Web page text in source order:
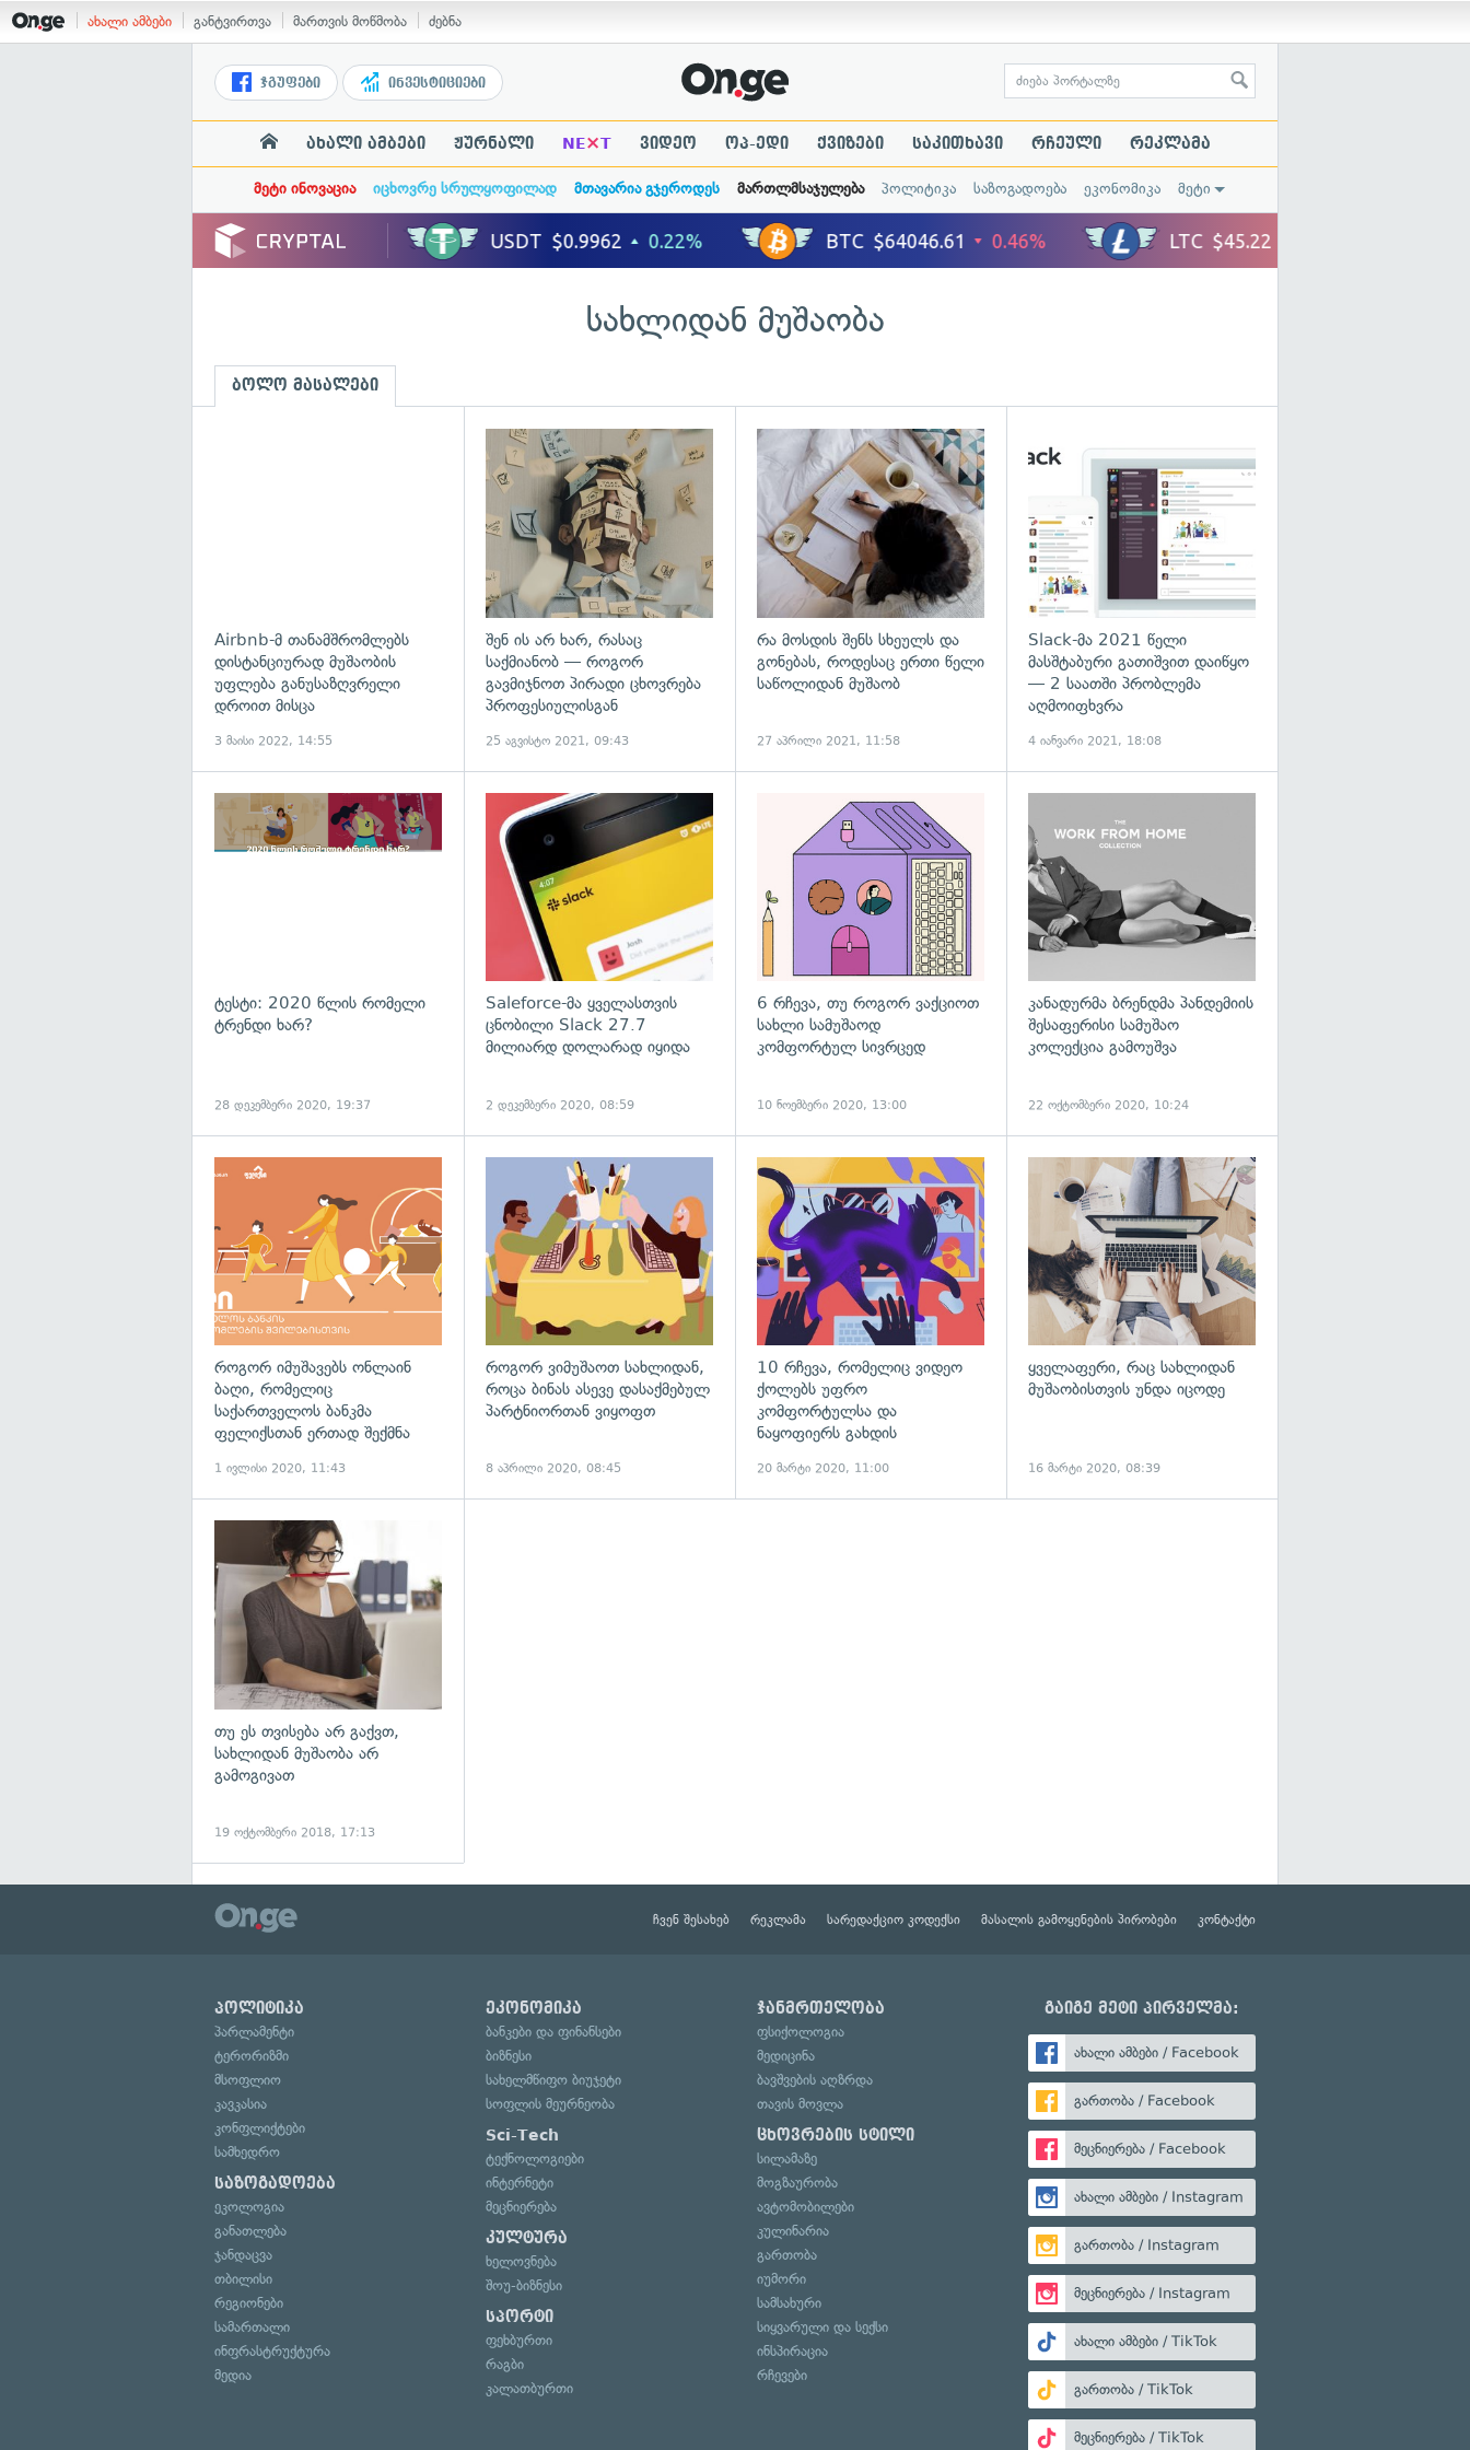
ახალი ამბები განტვირთვა მართვის მოწმობა ძებნა
ჯგუფები ინვესტიციები
ახალი ამბები ჟურნალი NE×T ვიდეო ოპ-ედი ქვიზები საკითხავი რჩეული რეკლამა
მეტი ინოვაცია იცხოვრე სრულყოფილად მთავარია გჯეროდეს მართლმსაჯულება პოლიტიკა საზოგადოება ეკონომიკა მეტი
სახლიდან მუშაობა
ბოლო მასალები
გადახედვა
Airbnb-მ თანამშრომლებს
დისტანციურად მუშაობის
უფლება განუსაზღვრელი
დროით მისცა
3 მაისი 2022, 14:55
გადახედვა
შენ ის არ ხარ, რასაც
საქმიანობ — როგორ
გავმიჯნოთ პირადი ცხოვრება
პროფესიულისგან
25 აგვისტო 2021, 09:43
გადახედვა
რა მოსდის შენს სხეულს და
გონებას, როდესაც ერთი წელი
საწოლიდან მუშაობ
27 აპრილი 2021, 11:58
Slack-მა 2021 წელი
მასშტაბური გათიშვით დაიწყო
— 2 საათში პრობლემა
აღმოიფხვრა
4 იანვარი 2021, 18:08
გადახედვა
ტესტი: 2020 წლის რომელი
ტრენდი ხარ?
28 დეკემბერი 2020, 19:37
Saleforce-მა ყველასთვის
ცნობილი Slack 27.7
მილიარდ დოლარად იყიდა
2 დეკემბერი 2020, 08:59
6 რჩევა, თუ როგორ ვაქციოთ
სახლი სამუშაოდ
კომფორტულ სივრცედ
10 ნოემბერი 2020, 13:00
კანადურმა ბრენდმა პანდემიის
შესაფერისი სამუშაო
კოლექცია გამოუშვა
22 ოქტომბერი 2020, 10:24
როგორ იმუშავებს ონლაინ
ბაღი, რომელიც
საქართველოს ბანკმა
ფელიქსთან ერთად შექმნა
1 ივლისი 2020, 11:43
გადახედვა
როგორ ვიმუშაოთ სახლიდან,
როცა ბინას ასევე დასაქმებულ
პარტნიორთან ვიყოფთ
8 აპრილი 2020, 08:45
10 რჩევა, რომელიც ვიდეო
ქოლებს უფრო
კომფორტულსა და
ნაყოფიერს გახდის
20 მარტი 2020, 11:00
ყველაფერი, რაც სახლიდან
მუშაობისთვის უნდა იცოდე
16 მარტი 2020, 08:39
თუ ეს თვისება არ გაქვთ,
სახლიდან მუშაობა არ
გამოგივათ
19 ოქტომბერი 2018, 17:13
ჩვენ შესახებ რეკლამა სარედაქციო კოდექსი მასალის გამოყენების პირობები კონტაქტი
პოლიტიკა
პარლამენტი
ტერორიზმი
მსოფლიო
კავკასია
კონფლიქტები
სამხედრო
საზოგადოება
ეკოლოგია
განათლება
ჯანდაცვა
თბილისი
რეგიონები
სამართალი
ინფრასტრუქტურა
მედია
ეკონომიკა
ბანკები და ფინანსები
ბიზნესი
სახელმწიფო ბიუჯეტი
სოფლის მეურნეობა
Sci-Tech
ტექნოლოგიები
ინტერნეტი
მეცნიერება
კულტურა
ხელოვნება
შოუ-ბიზნესი
სპორტი
ფეხბურთი
რაგბი
კალათბურთი
ჯანმრთელობა
ფსიქოლოგია
მედიცინა
ბავშვების აღზრდა
თავის მოვლა
ცხოვრების სტილი
სილამაზე
მოგზაურობა
ავტომობილები
კულინარია
გართობა
იუმორი
სამსახური
სიყვარული და სექსი
ინსპირაცია
რჩევები
გაიგე მეტი პირველმა:
ახალი ამბები / Facebook
გართობა / Facebook
მეცნიერება / Facebook
ახალი ამბები / Instagram
გართობა / Instagram
მეცნიერება / Instagram
ახალი ამბები / TikTok
გართობა / TikTok
მეცნიერება / TikTok